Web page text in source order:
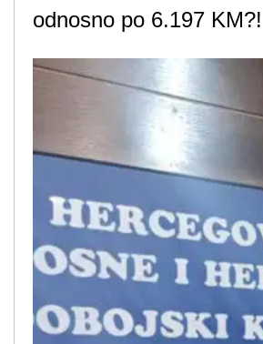
odnosno po 6.197 KM?!